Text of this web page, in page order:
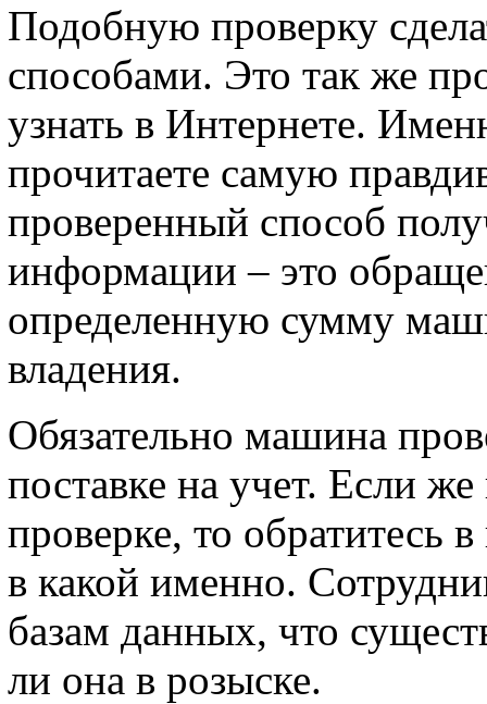
Подобную проверку
способами. Это так же
узнать в Интернете.
прочитаете самую
проверенный способ
информации – это
определенную сумму
владения.
Обязательно машина
поставке на учет. Если
проверке, то обратитесь
в какой именно.
базам данных, что
ли она в розыске.